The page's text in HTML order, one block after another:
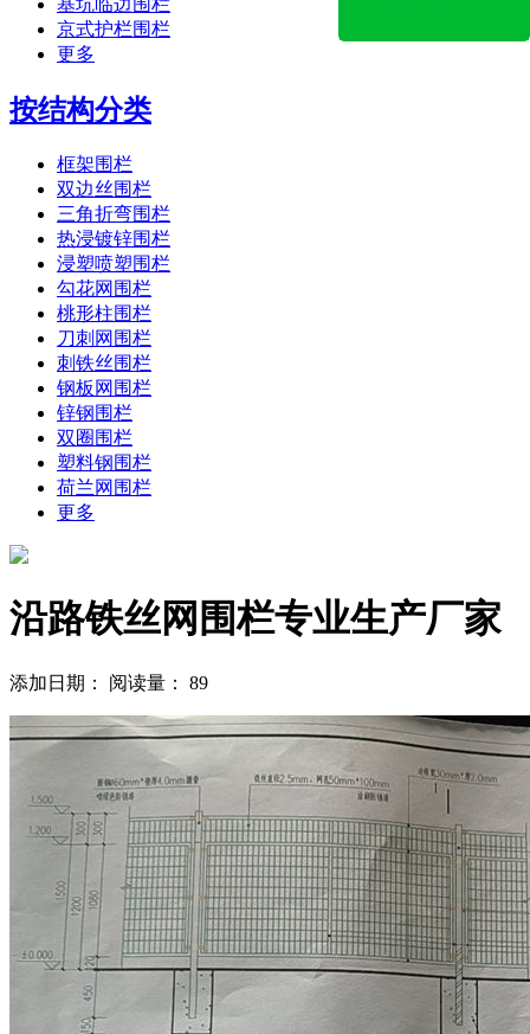
京式护栏围栏
更多
按结构分类
框架围栏
双边丝围栏
三角折弯围栏
热浸镀锌围栏
浸塑喷塑围栏
勾花网围栏
桃形柱围栏
刀刺网围栏
刺铁丝围栏
钢板网围栏
锌钢围栏
双圈围栏
塑料钢围栏
荷兰网围栏
更多
沿路铁丝网围栏专业生产厂家
添加日期： 阅读量： 89